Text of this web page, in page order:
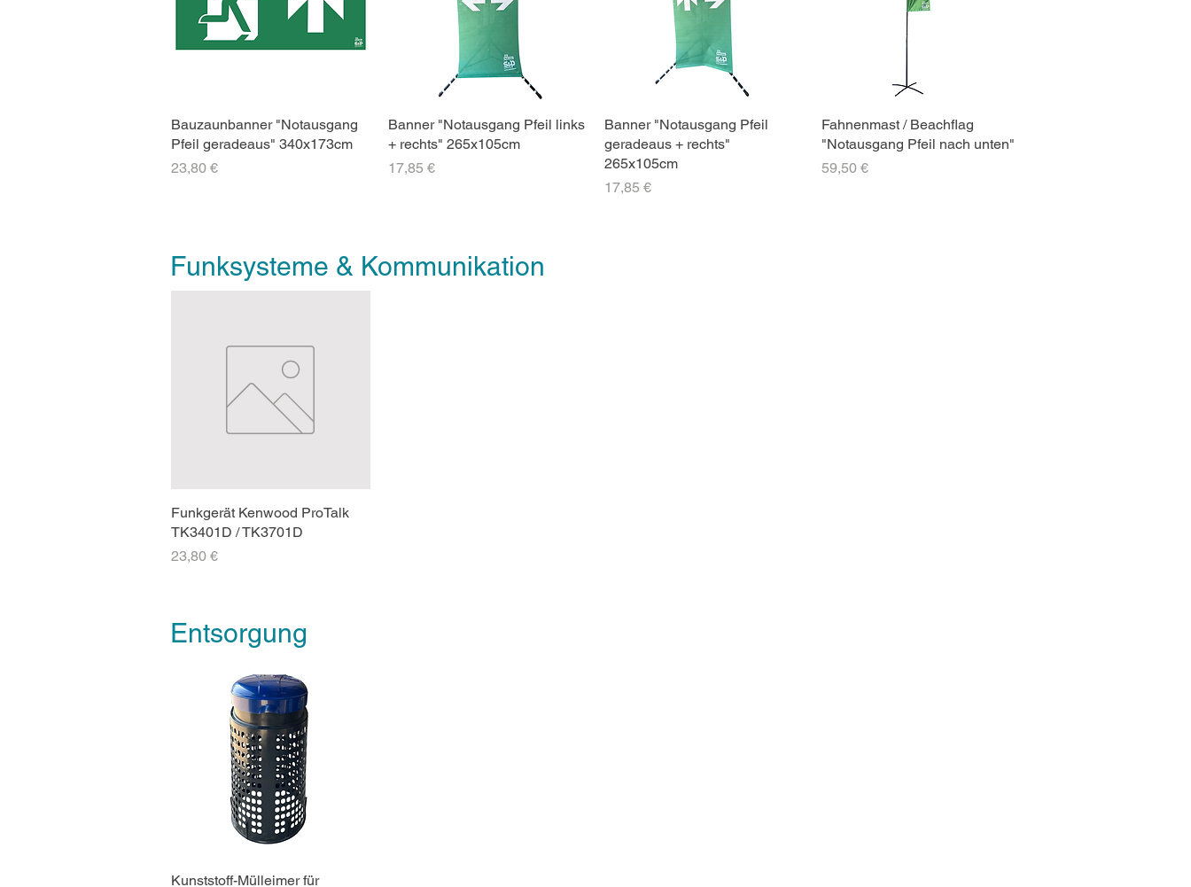
Bauzaunbanner "Notausgang
Pfeil geradeaus" 340x173cm
Preis
23,80 €
Banner "Notausgang Pfeil links
+ rechts" 265x105cm
Preis
17,85 €
Banner "Notausgang Pfeil
geradeaus + rechts"
265x105cm
Preis
17,85 €
Fahnenmast / Beachflag
"Notausgang Pfeil nach unten"
Preis
59,50 €
Funksysteme & Kommunikation
Funkgerät Kenwood ProTalk
TK3401D / TK3701D
Preis
23,80 €
Entsorgung
Kunststoff-Mülleimer für